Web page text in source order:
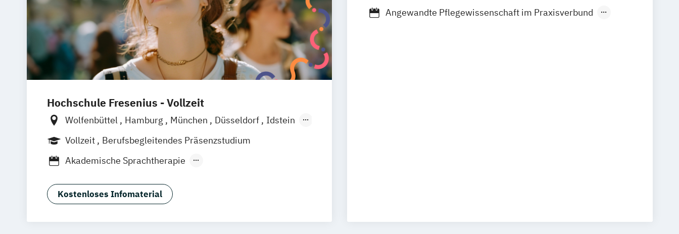
Hochschule Fresenius - Vollzeit
Wolfenbüttel Hamburg München Düsseldorf
Idstein
Berlin
Frankfurt am Main Köln
Heidelberg
Wiesbaden
Braunschweig
Vollzeit
Berufsbegleitendes Präsenzstudium
Akademische Sprachtherapie
Chiropraktik
Ernährung & Fitness in der Prävention
Grundlagen der Chiropraktik
Kostenloses Infomaterial
Berufsbegleitendes Präsenzstudium
Angewandte Pflegewissenschaft im Praxisverbund